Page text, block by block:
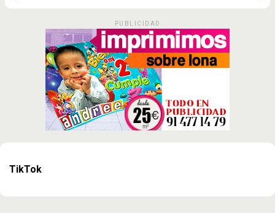
PUBLICIDAD
TikTok